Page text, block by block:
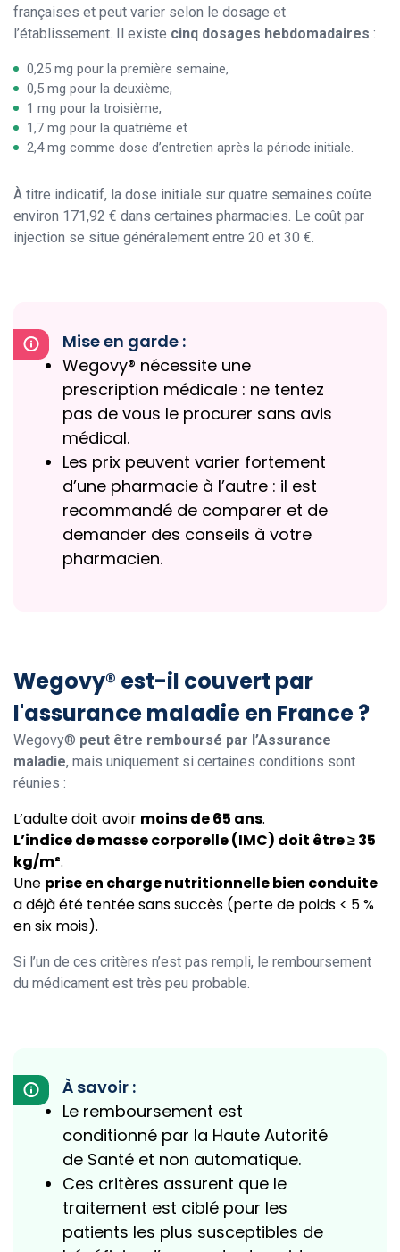
françaises et peut varier selon le dosage et
l’établissement. Il existe cinq dosages hebdomadaires :
0,25 mg pour la première semaine,
0,5 mg pour la deuxième,
1 mg pour la troisième,
1,7 mg pour la quatrième et
2,4 mg comme dose d’entretien après la période initiale.
À titre indicatif, la dose initiale sur quatre semaines coûte
environ 171,92 € dans certaines pharmacies. Le coût par
injection se situe généralement entre 20 et 30 €.
Mise en garde :
Wegovy® nécessite une
prescription médicale : ne tentez
pas de vous le procurer sans avis
médical.
Les prix peuvent varier fortement
d’une pharmacie à l’autre : il est
recommandé de comparer et de
demander des conseils à votre
pharmacien.
Wegovy® est-il couvert par
l'assurance maladie en France ?
Wegovy® peut être remboursé par l’Assurance
maladie, mais uniquement si certaines conditions sont
réunies :
L’adulte doit avoir moins de 65 ans.
L’indice de masse corporelle (IMC) doit être ≥ 35
kg/m².
Une prise en charge nutritionnelle bien conduite
a déjà été tentée sans succès (perte de poids < 5 %
en six mois).
Si l’un de ces critères n’est pas rempli, le remboursement
du médicament est très peu probable.
À savoir :
Le remboursement est
conditionné par la Haute Autorité
de Santé et non automatique.
Ces critères assurent que le
traitement est ciblé pour les
patients les plus susceptibles de